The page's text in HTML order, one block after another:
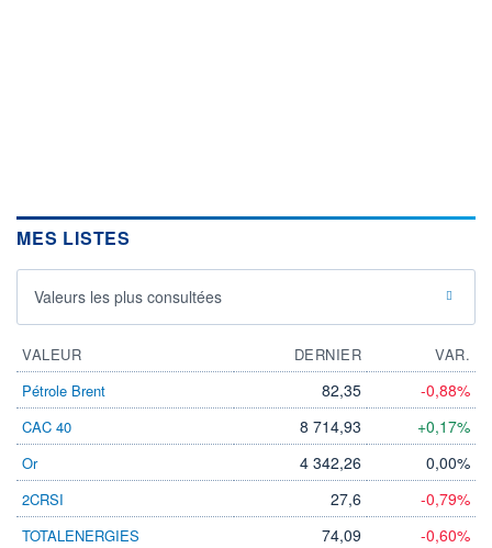
MES LISTES
Valeurs les plus consultées
VALEUR DERNIER
VAR.
Pétrole Brent
82,35 -0,88%
CAC 40 8 714,93 +0,17%
Or 4 342,26 0,00%
2CRSI 27,6 -0,79%
TOTALENERGIES 74,09 -0,60%